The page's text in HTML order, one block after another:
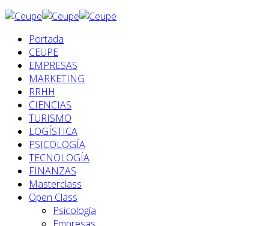
Portada
CEUPE
EMPRESAS
MARKETING
RRHH
CIENCIAS
TURISMO
LOGÍSTICA
PSICOLOGÍA
TECNOLOGÍA
FINANZAS
Masterclass
Open Class
Psicología